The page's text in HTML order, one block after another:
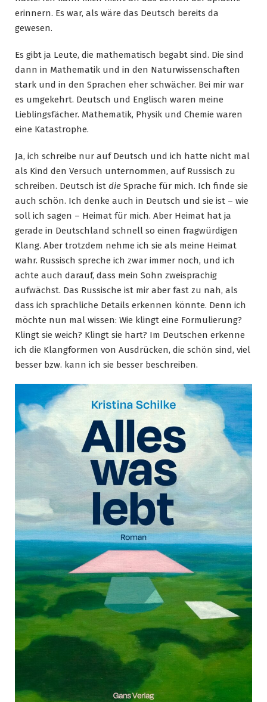
erinnern. Es war, als wäre das Deutsch bereits da
gewesen.
Es gibt ja Leute, die mathematisch begabt sind. Die sind
dann in Mathematik und in den Naturwissenschaften
stark und in den Sprachen eher schwächer. Bei mir war
es umgekehrt. Deutsch und Englisch waren meine
Lieblingsfächer. Mathematik, Physik und Chemie waren
eine Katastrophe.
Ja, ich schreibe nur auf Deutsch und ich hatte nicht mal
als Kind den Versuch unternommen, auf Russisch zu
schreiben. Deutsch ist die Sprache für mich. Ich finde sie
auch schön. Ich denke auch in Deutsch und sie ist – wie
soll ich sagen – Heimat für mich. Aber Heimat hat ja
gerade in Deutschland schnell so einen fragwürdigen
Klang. Aber trotzdem nehme ich sie als meine Heimat
wahr. Russisch spreche ich zwar immer noch, und ich
achte auch darauf, dass mein Sohn zweisprachig
aufwächst. Das Russische ist mir aber fast zu nah, als
dass ich sprachliche Details erkennen könnte. Denn ich
möchte nun mal wissen: Wie klingt eine Formulierung?
Klingt sie weich? Klingt sie hart? Im Deutschen erkenne
ich die Klangformen von Ausdrücken, die schön sind, viel
besser bzw. kann ich sie besser beschreiben.